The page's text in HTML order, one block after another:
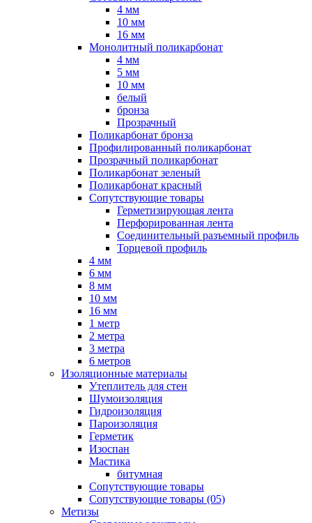
4 мм
10 мм
16 мм
Монолитный поликарбонат
4 мм
5 мм
10 мм
белый
бронза
Прозрачный
Поликарбонат бронза
Профилированный поликарбонат
Прозрачный поликарбонат
Поликарбонат зеленый
Поликарбонат красный
Сопутствующие товары
Герметизирующая лента
Перфорированная лента
Соединительный разъемный профиль
Торцевой профиль
4 мм
6 мм
8 мм
10 мм
16 мм
1 метр
2 метра
3 метра
6 метров
Изоляционные материалы
Утеплитель для стен
Шумоизоляция
Гидроизоляция
Пароизоляция
Герметик
Изоспан
Мастика
битумная
Сопутствующие товары
Сопутствующие товары (05)
Метизы